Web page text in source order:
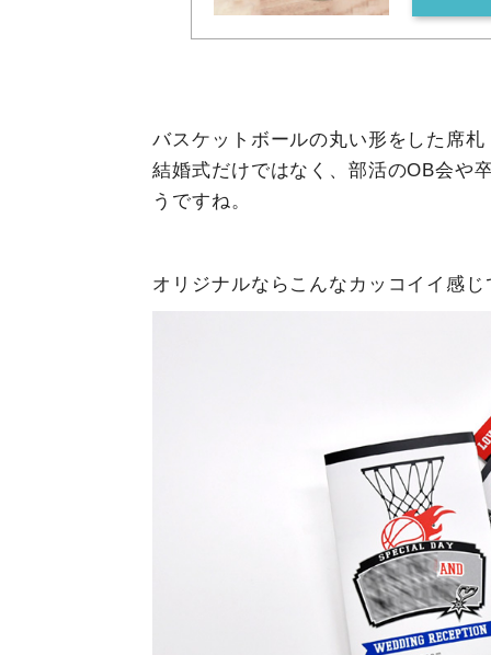
バスケットボールの丸い形をした席札
結婚式だけではなく、部活のOB会や
うですね。
オリジナルならこんなカッコイイ感